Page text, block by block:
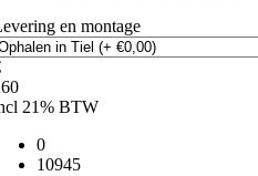
en montage
21% BTW
0
10945